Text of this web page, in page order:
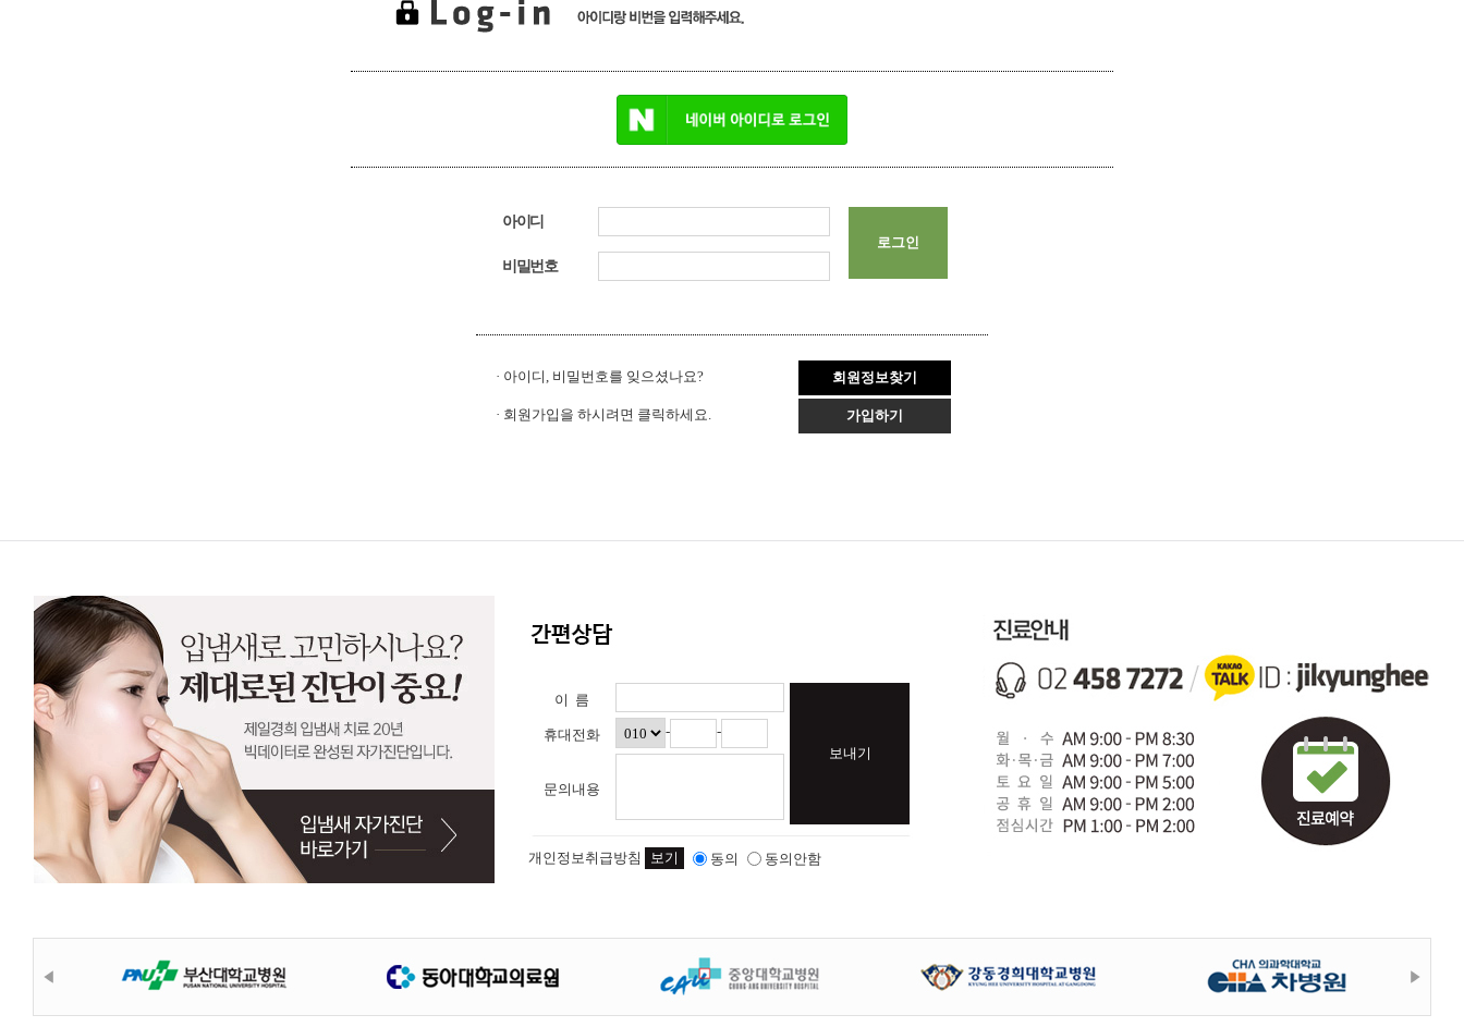
아이디
비밀번호
로그인
· 아이디, 비밀번호를 잊으셨나요? 회원정보찾기
· 회원가입을 하시려면 클릭하세요. 가입하기
이 름
휴대전화 - -
문의내용
보내기
개인정보취급방침 보기 동의 동의안함